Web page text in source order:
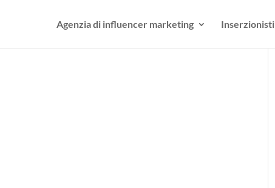
Agenzia di influencer marketing Inserzionisti